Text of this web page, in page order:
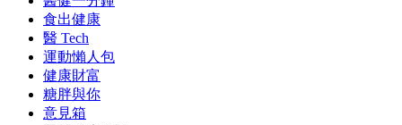
食出健康
醫 Tech
運動懶人包
健康財富
糖胖與你
意見箱